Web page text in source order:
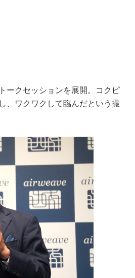
ークセッションを展開。コクピ
、ワクワクして臨んだという撮